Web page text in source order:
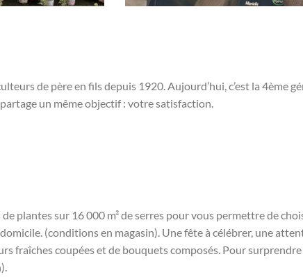
de père en fils depuis 1920. Aujourd’hui, c’est la 4ème
un même objectif : votre satisfaction.
plantes sur 16 000 m² de serres pour vous permettre de
(conditions en magasin). Une fête à célébrer, une
fraîches coupées et de bouquets composés. Pour